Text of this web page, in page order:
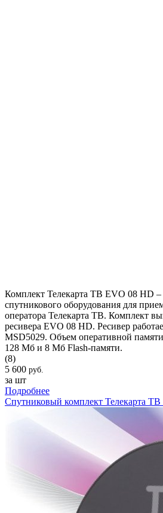
Комплект Телекарта ТВ EVO 08 HD –
спутникового оборудования для
оператора Телекарта ТВ. Комплект
ресивера EVO 08 HD. Ресивер
MSD5029. Объем оперативной памяти
128 Мб и 8 Мб Flash-памяти.
(8)
5 600 руб.
за шт
Подробнее
Спутниковый комплект Телекарта